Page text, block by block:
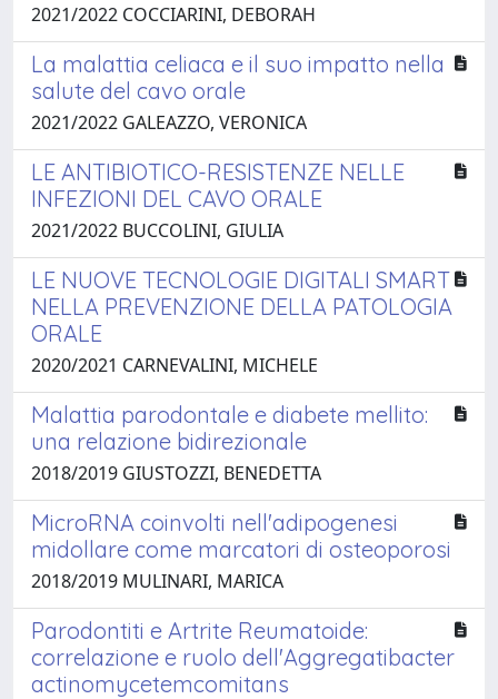
2021/2022 COCCIARINI, DEBORAH
La malattia celiaca e il suo impatto nella
salute del cavo orale
2021/2022 GALEAZZO, VERONICA
LE ANTIBIOTICO-RESISTENZE NELLE
INFEZIONI DEL CAVO ORALE
2021/2022 BUCCOLINI, GIULIA
LE NUOVE TECNOLOGIE DIGITALI SMART
NELLA PREVENZIONE DELLA PATOLOGIA
ORALE
2020/2021 CARNEVALINI, MICHELE
Malattia parodontale e diabete mellito:
una relazione bidirezionale
2018/2019 GIUSTOZZI, BENEDETTA
MicroRNA coinvolti nell'adipogenesi
midollare come marcatori di osteoporosi
2018/2019 MULINARI, MARICA
Parodontiti e Artrite Reumatoide:
correlazione e ruolo dell'Aggregatibacter
actinomycetemcomitans